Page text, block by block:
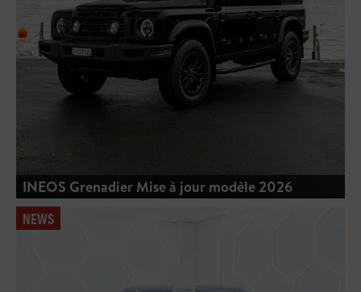
INEOS Grenadier Mise à jour modèle 2026
NEWS